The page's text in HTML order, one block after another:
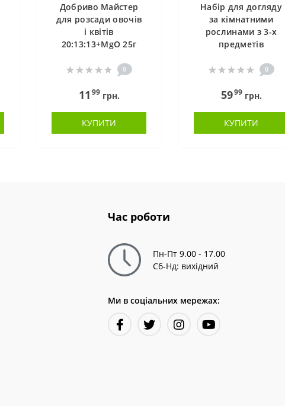
Добриво Майстер
для розсади овочів
і квітів
20:13:13+MgO 25г
0
11 99грн.
КУПИТИ
Набір для догляду
за кімнатними
рослинами з 3-х
предметів
0
5999грн.
КУПИТИ
Час роботи
Пн-Пт 9.00 - 17.00
Сб-Нд: вихідний
Ми в соціальних мережах: